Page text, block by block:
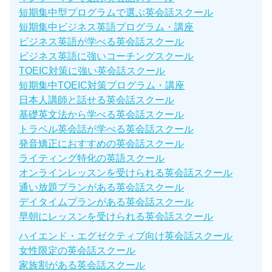
短期集中型プログラムで選ぶ英会話スクール
短期集中ビジネス英語プログラム・講座
ビジネス英語が学べる英会話スクール
ビジネス英語に強いコーチングスクール
TOEIC対策に強い英会話スクール
短期集中TOEIC対策プログラム・講座
日本人講師と話せる英会話スクール
基礎英文法から学べる英会話スクール
トラベル英会話が学べる英会話スクール
発音矯正におすすめの英会話スクール
ライティング特化の英語スクール
オンラインレッスンを受けられる英会話スクール
通い放題プランがある英会話スクール
デイタイムプランがある英会話スクール
早朝にレッスンを受けられる英会話スクール
ハイエンド・エグゼクティブ向け英会話スクール
女性限定の英会話スクール
家族割がある英会話スクール